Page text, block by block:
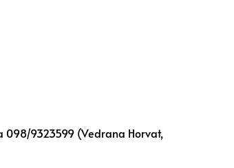
098/9323599 (Vedrana Horvat,